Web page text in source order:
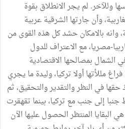
وللآخر. لم يجر الانطلاق بقوة
وأن جارتها الشرقية عربية
وانه بالامكان حشد كل هذه القوى من
مصريا، مع الاعتراف للدول
الشمال بمصالحها الاقتصادية
مللأتها أولا تركيا، وليدة ما يجري
في النظر والتقدير والتحقيق، ثم
إلى جنب مع تركيا، بينما تقهقرت
البقايا المنتظر الحصول عليها الآن